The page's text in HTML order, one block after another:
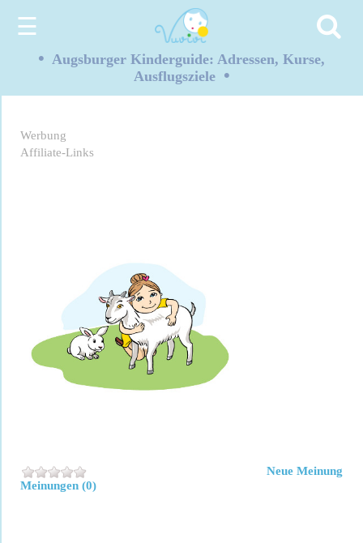
☰
• Augsburger Kinderguide: Adressen, Kurse,
Ausflugsziele •
Werbung
Affiliate-Links
Meinungen (0)
Neue Meinung